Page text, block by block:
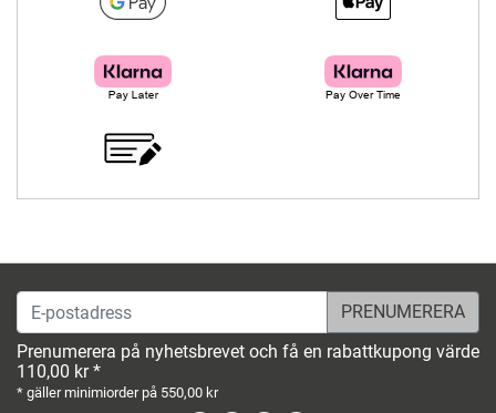
E-postadress
Prenumerera på nyhetsbrevet och få en rabattkupong värde
110,00 kr *
* gäller minimiorder på 550,00 kr